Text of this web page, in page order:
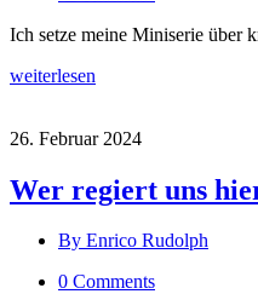
Ich setze meine Miniserie über
weiterlesen
26. Februar 2024
Wer regiert uns
By Enrico Rudolph
0 Comments